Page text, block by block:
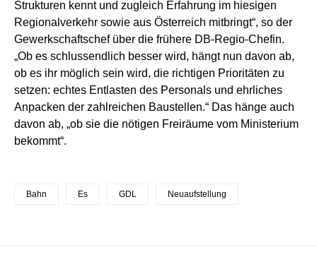
Strukturen kennt und zugleich Erfahrung im hiesigen
Regionalverkehr sowie aus Österreich mitbringt“, so der
Gewerkschaftschef über die frühere DB-Regio-Chefin.
„Ob es schlussendlich besser wird, hängt nun davon ab,
ob es ihr möglich sein wird, die richtigen Prioritäten zu
setzen: echtes Entlasten des Personals und ehrliches
Anpacken der zahlreichen Baustellen.“ Das hänge auch
davon ab, „ob sie die nötigen Freiräume vom Ministerium
bekommt“.
Bahn Es GDL Neuaufstellung